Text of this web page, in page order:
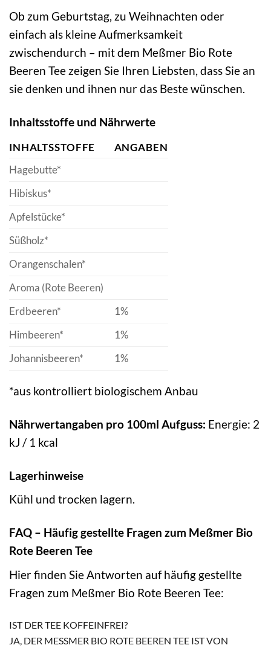
Ob zum Geburtstag, zu Weihnachten oder
einfach als kleine Aufmerksamkeit
zwischendurch – mit dem Meßmer Bio Rote
Beeren Tee zeigen Sie Ihren Liebsten, dass Sie an
sie denken und ihnen nur das Beste wünschen.
Inhaltsstoffe und Nährwerte
INHALTSSTOFFE
ANGABEN
Hagebutte*
Hibiskus*
Apfelstücke*
Süßholz*
Orangenschalen*
Aroma (Rote Beeren)
Erdbeeren*
1%
Himbeeren*
1%
Johannisbeeren*
1%
*aus kontrolliert biologischem Anbau
Nährwertangaben pro 100ml Aufguss: Energie: 2
kJ / 1 kcal
Lagerhinweise
Kühl und trocken lagern.
FAQ – Häufig gestellte Fragen zum Meßmer Bio
Rote Beeren Tee
Hier finden Sie Antworten auf häufig gestellte
Fragen zum Meßmer Bio Rote Beeren Tee:
IST DER TEE KOFFEINFREI?
JA, DER MESSMER BIO ROTE BEEREN TEE IST VON N